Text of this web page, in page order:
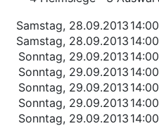
Samstag, 28.09.2013 14:00
Samstag, 28.09.2013 14:00
Sonntag, 29.09.2013 14:00
Sonntag, 29.09.2013 14:00
Sonntag, 29.09.2013 14:00
Sonntag, 29.09.2013 14:00
Sonntag, 29.09.2013 14:00